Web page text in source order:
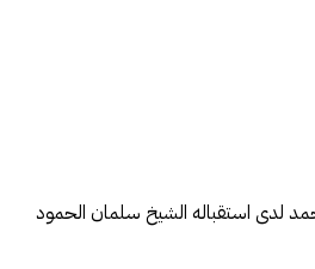
لدى استقباله الشيخ سلمان الحمود